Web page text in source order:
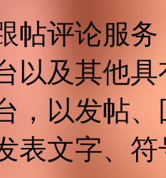
帖评论服
以及其他
，以发帖
表文字、